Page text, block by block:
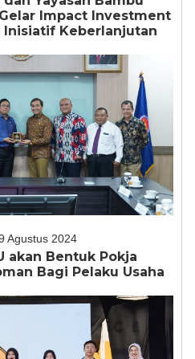
Impact Investment
Inisiatif Keberlanjutan
Agustus 2024
akan Bentuk Pokja
Bagi Pelaku Usaha